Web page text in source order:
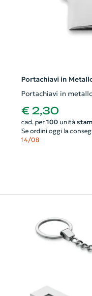
Portachiavi in
Portachiavi in
€ 2,30
cad. per 100unità
Se ordini oggi la
14/08